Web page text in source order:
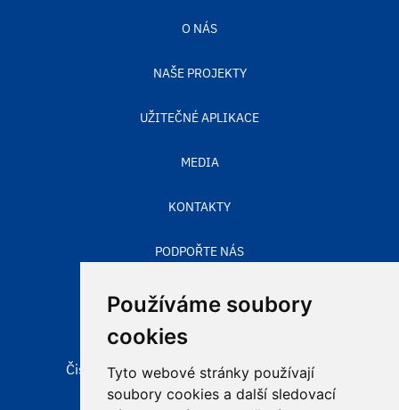
Používáme soubory
cookies
Tyto webové stránky používají
soubory cookies a další sledovací
O NÁS
NAŠE PROJEKTY
UŽITEČNÉ APLIKACE
MEDIA
KONTAKTY
PODPOŘTE NÁS
STAV OVZDUŠÍ
Čisté nebe, obecně prospěšná společnost
Aleje 524/123